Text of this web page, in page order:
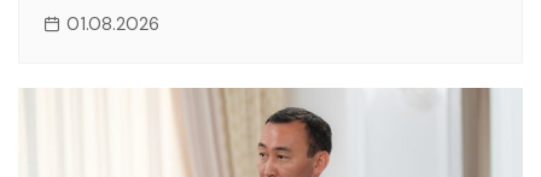
01.08.2026